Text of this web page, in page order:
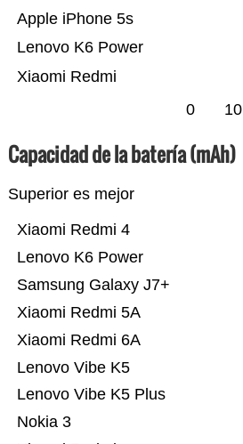
Xiaomi Redmi
Lenovo K6 Power
Apple iPhone 5s
0 10
Capacidad de la batería (mAh)
Superior es mejor
Nokia 3
Lenovo Vibe K5 Plus
Lenovo Vibe K5
Xiaomi Redmi 6A
Xiaomi Redmi 5A
Samsung Galaxy J7+
Lenovo K6 Power
Xiaomi Redmi 4